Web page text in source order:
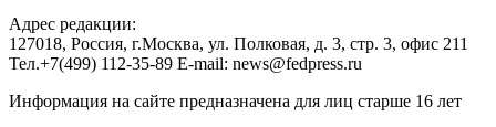
Адрес редакции:
127018, Россия, г.Москва, ул. Полковая, д. 3, стр. 3, офис 211
Тел.+7(499) 112-35-89 E-mail: news@fedpress.ru
Информация на сайте предназначена для лиц старше 16 лет